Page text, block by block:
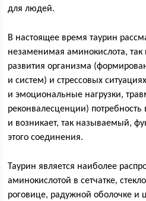
для людей.
В настоящее время тaурин
незаменимая аминокислота, так
развития организма
и систем) и стрессовых
и эмоциональные нагрузки,
реконвалесценции) потребность
и возникает, так называемый,
этого соединения.
Таурин является наиболее
аминокислотой в сетчатке,
роговице, радужной оболочке и